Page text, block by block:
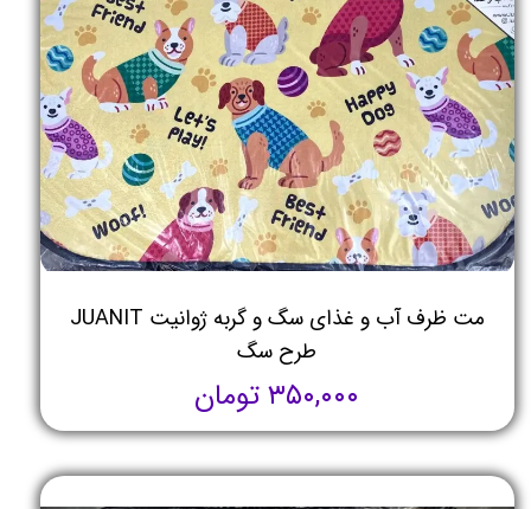
مت ظرف آب و غذای سگ و گربه ژوانیت JUANIT
طرح سگ
۳۵۰,۰۰۰ تومان